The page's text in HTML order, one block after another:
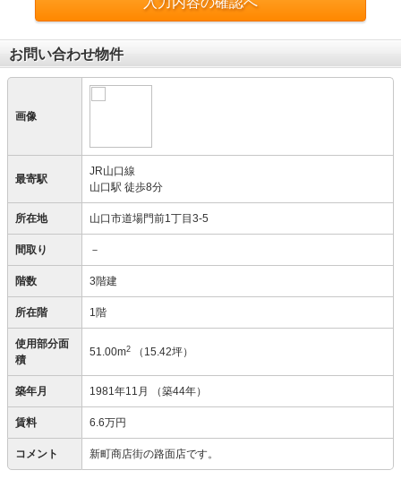
お問い合わせ物件
画像
最寄駅
JR山口線
山口駅 徒歩8分
所在地 山口市道場門前1丁目3-5
間取り －
階数 3階建
所在階 1階
使用部分面
積
51.00m2 （15.42坪）
築年月 1981年11月 （築44年）
賃料 6.6万円
コメント 新町商店街の路面店です。